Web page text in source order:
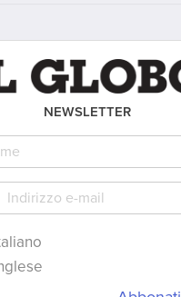
NEWSLETTER